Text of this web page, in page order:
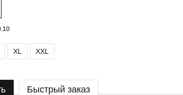
XL XXL
Быстрый заказ